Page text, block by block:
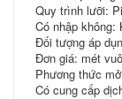
Quy trình lưỡi:
Có nhập không:
Đối tượng áp
Đơn giá: mét
Phương thức
Có cung cấp